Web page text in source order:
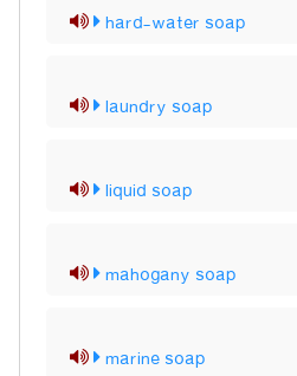
hard-water soap
laundry soap
liquid soap
mahogany soap
marine soap